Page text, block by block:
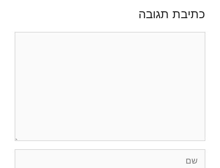
כתיבת תגובה